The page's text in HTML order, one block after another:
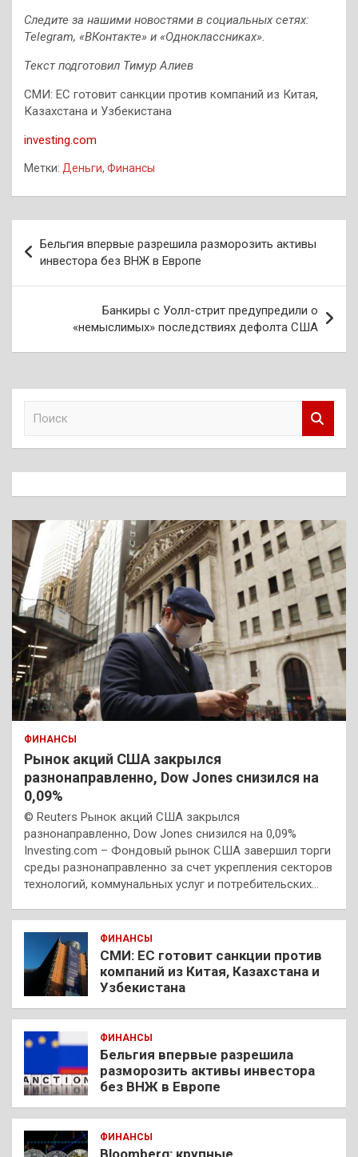
Следите за нашими новостями в социальных сетях:
Telegram, «ВКонтакте» и «Одноклассниках».
Текст подготовил Тимур Алиев
СМИ: ЕС готовит санкции против компаний из Китая,
Казахстана и Узбекистана
investing.com
Метки: Деньги, Финансы
по
записям
Бельгия впервые разрешила разморозить активы
инвестора без ВНЖ в Европе
Банкиры с Уолл-стрит предупредили о
«немыслимых» последствиях дефолта США
к
ФИНАНСЫ
Рынок акций США закрылся
разнонаправленно, Dow Jones снизился на
0,09%
© Reuters Рынок акций США закрылся
разнонаправленно, Dow Jones снизился на 0,09%
Investing.com – Фондовый рынок США завершил торги
среды разнонаправленно за счет укрепления секторов
технологий, коммунальных услуг и потребительских…
ФИНАНСЫ
СМИ: ЕС готовит санкции против
компаний из Китая, Казахстана и
Узбекистана
ФИНАНСЫ
Бельгия впервые разрешила
разморозить активы инвестора
без ВНЖ в Европе
ФИНАНСЫ
Bloomberg: крупные